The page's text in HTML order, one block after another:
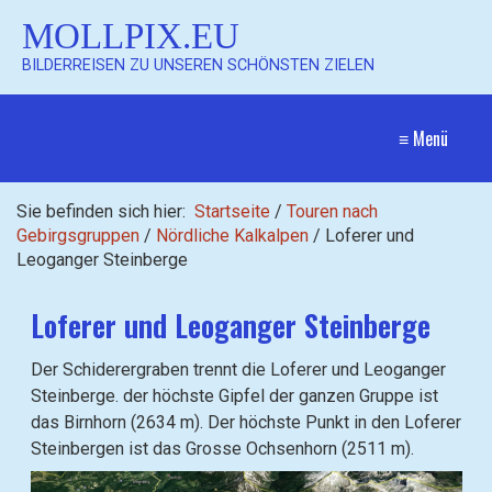
MOLLPIX.EU
BILDERREISEN ZU UNSEREN SCHÖNSTEN ZIELEN
≡ Menü
Sie befinden sich hier: Startseite / Touren nach
Gebirgsgruppen / Nördliche Kalkalpen / Loferer und
Leoganger Steinberge
Loferer und Leoganger Steinberge
Der Schiderergraben trennt die Loferer und Leoganger
Steinberge. der höchste Gipfel der ganzen Gruppe ist
das Birnhorn (2634 m). Der höchste Punkt in den Loferer
Steinbergen ist das Grosse Ochsenhorn (2511 m).